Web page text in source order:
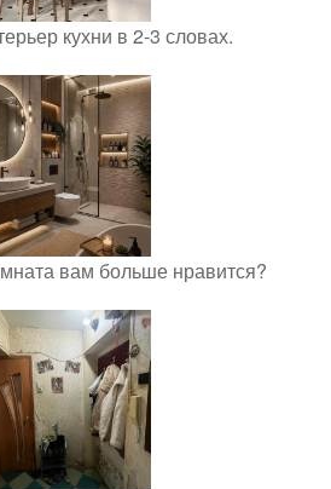
кухни в 2-3 словах.
вам больше нравится?